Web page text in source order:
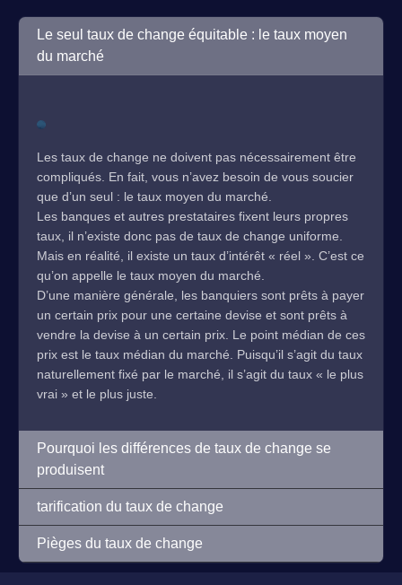
Le seul taux de change équitable : le taux moyen
du marché
Les taux de change ne doivent pas nécessairement être
compliqués. En fait, vous n’avez besoin de vous soucier
que d’un seul : le taux moyen du marché.
Les banques et autres prestataires fixent leurs propres
taux, il n’existe donc pas de taux de change uniforme.
Mais en réalité, il existe un taux d’intérêt « réel ». C’est ce
qu’on appelle le taux moyen du marché.
D’une manière générale, les banquiers sont prêts à payer
un certain prix pour une certaine devise et sont prêts à
vendre la devise à un certain prix. Le point médian de ces
prix est le taux médian du marché. Puisqu’il s’agit du taux
naturellement fixé par le marché, il s’agit du taux « le plus
vrai » et le plus juste.
Pourquoi les différences de taux de change se
produisent
tarification du taux de change
Pièges du taux de change